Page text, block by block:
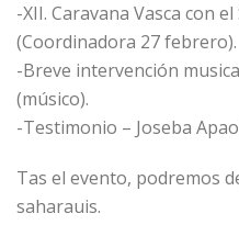
-XII. Caravana Vasca con
(Coordinadora 27 febrero).
-Breve intervención
(músico).
-Testimonio – Joseba
Tas el evento, podremos
saharauis.